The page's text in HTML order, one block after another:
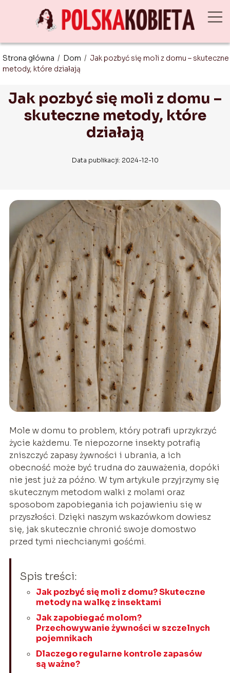
Strona główna / Dom / Jak pozbyć się moli z domu – skuteczne
metody, które działają
Jak pozbyć się moli z domu –
skuteczne metody, które
działają
Data publikacji: 2024-12-10
Mole w domu to problem, który potrafi uprzykrzyć
życie każdemu. Te niepozorne insekty potrafią
zniszczyć zapasy żywności i ubrania, a ich
obecność może być trudna do zauważenia, dopóki
nie jest już za późno. W tym artykule przyjrzymy się
skutecznym metodom walki z molami oraz
sposobom zapobiegania ich pojawieniu się w
przyszłości. Dzięki naszym wskazówkom dowiesz
się, jak skutecznie chronić swoje domostwo
przed tymi niechcianymi gośćmi.
Spis treści:
Jak pozbyć się moli z domu? Skuteczne
metody na walkę z insektami
Jak zapobiegać molom?
Przechowywanie żywności w szczelnych
pojemnikach
Dlaczego regularne kontrole zapasów
są ważne?